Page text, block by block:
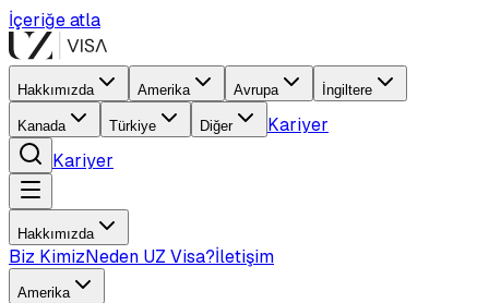
İçeriğe atla
Hakkımızda Amerika Avrupa İngiltere
Kanada Türkiye Diğer
Kariyer
Kariyer
Hakkımızda
Biz KimizNeden UZ Visa?İletişim
Amerika